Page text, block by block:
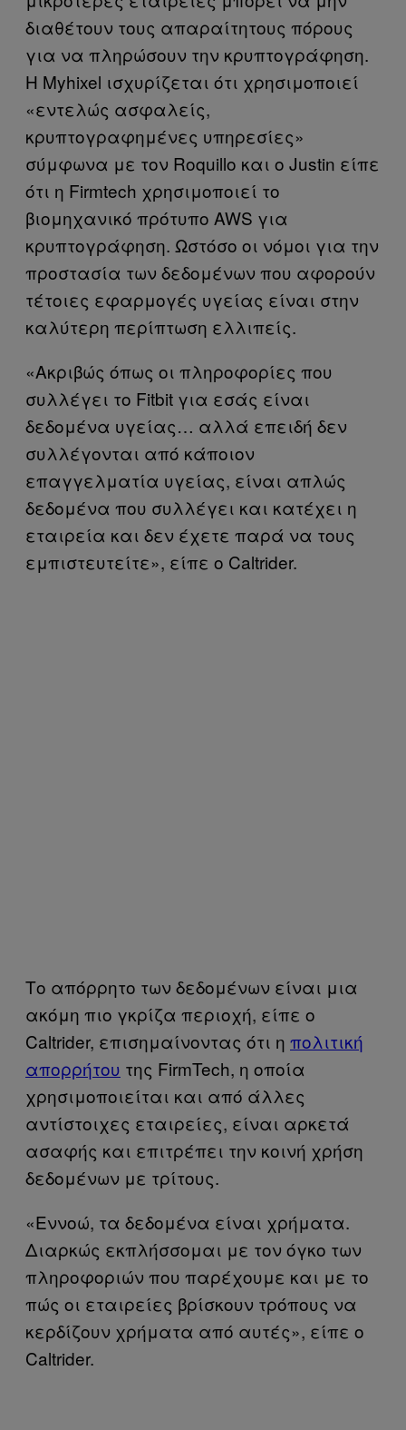
διαθέτουν τους απαραίτητους πόρους
για να πληρώσουν την κρυπτογράφηση.
Η Myhixel ισχυρίζεται ότι χρησιμοποιεί
«εντελώς ασφαλείς,
κρυπτογραφημένες υπηρεσίες»
σύμφωνα με τον Roquillo και ο Justin είπε
ότι η Firmtech χρησιμοποιεί το
βιομηχανικό πρότυπο AWS για
κρυπτογράφηση. Ωστόσο οι νόμοι για την
προστασία των δεδομένων που αφορούν
τέτοιες εφαρμογές υγείας είναι στην
καλύτερη περίπτωση ελλιπείς.
«Ακριβώς όπως οι πληροφορίες που
συλλέγει το Fitbit για εσάς είναι
δεδομένα υγείας… αλλά επειδή δεν
συλλέγονται από κάποιον
επαγγελματία υγείας, είναι απλώς
δεδομένα που συλλέγει και κατέχει η
εταιρεία και δεν έχετε παρά να τους
εμπιστευτείτε», είπε ο Caltrider.
Το απόρρητο των δεδομένων είναι μια
ακόμη πιο γκρίζα περιοχή, είπε ο
Caltrider, επισημαίνοντας ότι η πολιτική
απορρήτου της FirmTech, η οποία
χρησιμοποιείται και από άλλες
αντίστοιχες εταιρείες, είναι αρκετά
ασαφής και επιτρέπει την κοινή χρήση
δεδομένων με τρίτους.
«Εννοώ, τα δεδομένα είναι χρήματα.
Διαρκώς εκπλήσσομαι με τον όγκο των
πληροφοριών που παρέχουμε και με το
πώς οι εταιρείες βρίσκουν τρόπους να
κερδίζουν χρήματα από αυτές», είπε ο
Caltrider.